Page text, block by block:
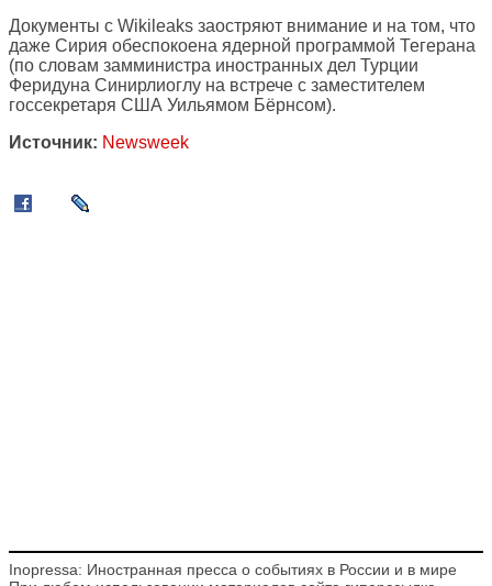
Документы с Wikileaks заостряют внимание и на том, что
даже Сирия обеспокоена ядерной программой Тегерана
(по словам замминистра иностранных дел Турции
Феридуна Синирлиоглу на встрече с заместителем
госсекретаря США Уильямом Бёрнсом).
Источник: Newsweek
Inopressa: Иностранная пресса о событиях в России и в мире